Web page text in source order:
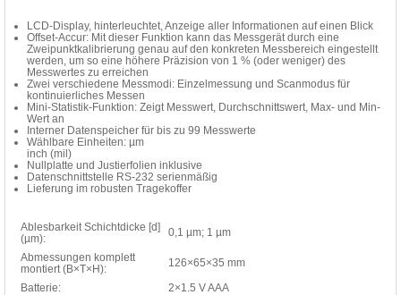
LCD-Display, hinterleuchtet, Anzeige aller Informationen auf einen Blick
Offset-Accur: Mit dieser Funktion kann das Messgerät durch eine
Zweipunktkalibrierung genau auf den konkreten Messbereich eingestellt
werden, um so eine höhere Präzision von 1 % (oder weniger) des
Messwertes zu erreichen
Zwei verschiedene Messmodi: Einzelmessung und Scanmodus für
kontinuierliches Messen
Mini-Statistik-Funktion: Zeigt Messwert, Durchschnittswert, Max- und Min-
Wert an
Interner Datenspeicher für bis zu 99 Messwerte
Wählbare Einheiten: µm
inch (mil)
Nullplatte und Justierfolien inklusive
Datenschnittstelle RS-232 serienmäßig
Lieferung im robusten Tragekoffer
Ablesbarkeit Schichtdicke [d]
(µm):
0,1 µm; 1 µm
Abmessungen komplett
montiert (B×T×H):
126×65×35 mm
Batterie:
2×1.5 V AAA